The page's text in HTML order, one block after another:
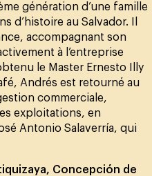
génération d’une famille
d’histoire au Salvador. Il
accompagnant son
à l’entreprise
le Master Ernesto Illy
Andrés est retourné au
commerciale,
exploitations, en
Antonio Salaverría, qui
Concepción de